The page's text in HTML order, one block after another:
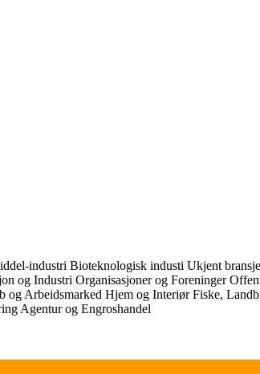
industri Bioteknologisk industi Ukjent bransje
og Industri Organisasjoner og Foreninger
og Arbeidsmarked Hjem og InteriørFiske,
Agentur og Engroshandel